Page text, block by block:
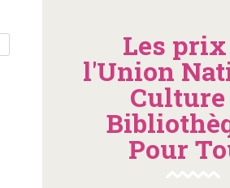
Les prix
l'Union
Pour